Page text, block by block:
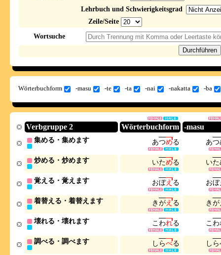
Lehrbuch und Schwierigkeitsgrad
Zeile/Seite
Wortsuche
Wörterbuchform -masu -te -ta -nai -nakatta -ba
Verbgruppe 2 Wörterbuchform -masu
集める・集めます あつめる あつ
炒める・炒めます いためる いた
覚える・覚えます おぼえる おぼ
着替える・着替えます きがえる きが
壊れる・壊れます こ われる こ わ
調べる・調べます し らべる し ら